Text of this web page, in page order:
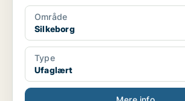
Område
Silkeborg
Type
Ufaglært